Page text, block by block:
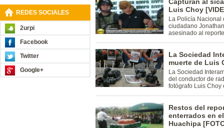
REDES SOCIALES
2urpi
Facebook
Twitter
Google+
Luis Choy
La Policía Nacional
ciudadano
asesinado al
La Sociedad
muerte de Luis
La Sociedad
del conductor de
fotógrafo Luis Choy
Restos del
enterrados en
Huachipa